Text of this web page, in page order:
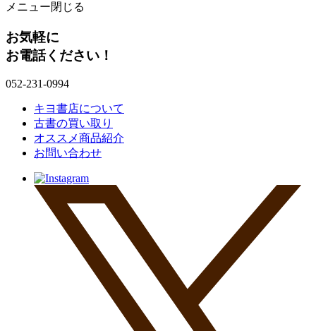
メニュー閉じる
お気軽に
お電話ください！
052-231-0994
キヨ書店について
古書の買い取り
オススメ商品紹介
お問い合わせ